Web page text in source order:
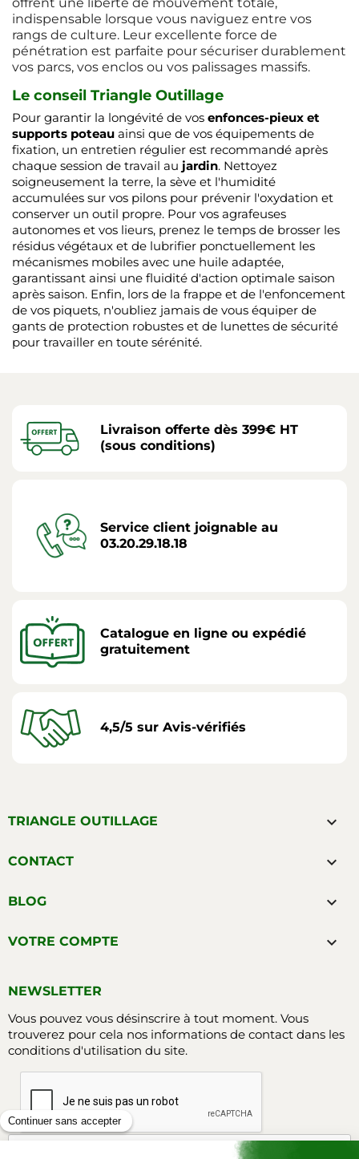
indispensable lorsque vous naviguez entre vos
rangs de culture. Leur excellente force de
pénétration est parfaite pour sécuriser durablement
vos parcs, vos enclos ou vos palissages massifs.
Le conseil Triangle Outillage
Pour garantir la longévité de vos enfonces-pieux et
supports poteau ainsi que de vos équipements de
fixation, un entretien régulier est recommandé après
chaque session de travail au jardin. Nettoyez
soigneusement la terre, la sève et l'humidité
accumulées sur vos pilons pour prévenir l'oxydation et
conserver un outil propre. Pour vos agrafeuses
autonomes et vos lieurs, prenez le temps de brosser les
résidus végétaux et de lubrifier ponctuellement les
mécanismes mobiles avec une huile adaptée,
garantissant ainsi une fluidité d'action optimale saison
après saison. Enfin, lors de la frappe et de l'enfoncement
de vos piquets, n'oubliez jamais de vous équiper de
gants de protection robustes et de lunettes de sécurité
pour travailler en toute sérénité.
Livraison offerte dès 399€ HT
(sous conditions)
Service client joignable au
03.20.29.18.18
Catalogue en ligne ou expédié
gratuitement
4,5/5 sur Avis-vérifiés
TRIANGLE OUTILLAGE 
CONTACT 
BLOG 
VOTRE COMPTE 
NEWSLETTER
Vous pouvez vous désinscrire à tout moment. Vous
trouverez pour cela nos informations de contact dans les
conditions d'utilisation du site.